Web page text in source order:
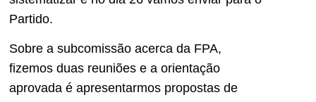
Partido.
Sobre a subcomissão acerca da FPA,
fizemos duas reuniões e a orientação
aprovada é apresentarmos propostas de